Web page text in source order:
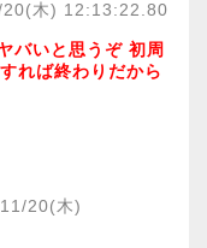
木) 12:13:22.80
バいと思うぞ 初周
れば終わりだから
20(木)